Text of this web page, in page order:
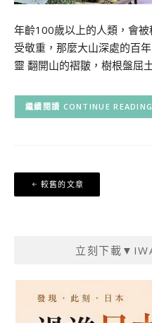
年齡100歲以上的人類，會
受敬重，那麼大山深處的百
靈 翻開山的褶皺，樹根盤屈
CONTINUE READING
文
章
較舊的文章
立刻下載